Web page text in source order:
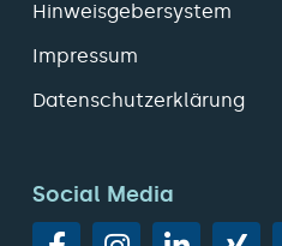
Hinweisgebersystem
Impressum
Datenschutzerklärung
Social Media